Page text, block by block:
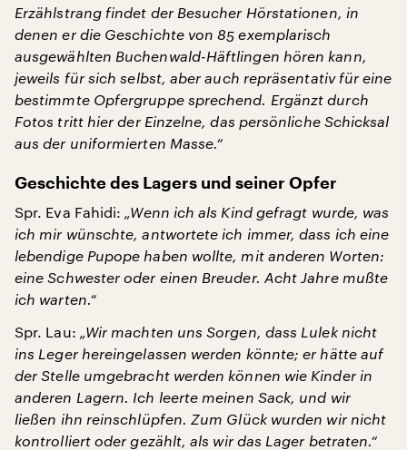
Erzählstrang findet der Besucher Hörstationen, in
denen er die Geschichte von 85 exemplarisch
ausgewählten Buchenwald-Häftlingen hören kann,
jeweils für sich selbst, aber auch repräsentativ für eine
bestimmte Opfergruppe sprechend. Ergänzt durch
Fotos tritt hier der Einzelne, das persönliche Schicksal
aus der uniformierten Masse.“
Geschichte des Lagers und seiner Opfer
Spr. Eva Fahidi: „Wenn ich als Kind gefragt wurde, was
ich mir wünschte, antwortete ich immer, dass ich eine
lebendige Pupope haben wollte, mit anderen Worten:
eine Schwester oder einen Breuder. Acht Jahre mußte
ich warten.“
Spr. Lau: „Wir machten uns Sorgen, dass Lulek nicht
ins Leger hereingelassen werden könnte; er hätte auf
der Stelle umgebracht werden können wie Kinder in
anderen Lagern. Ich leerte meinen Sack, und wir
ließen ihn reinschlüpfen. Zum Glück wurden wir nicht
kontrolliert oder gezählt, als wir das Lager betraten.“